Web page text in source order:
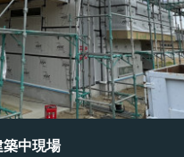
中現場